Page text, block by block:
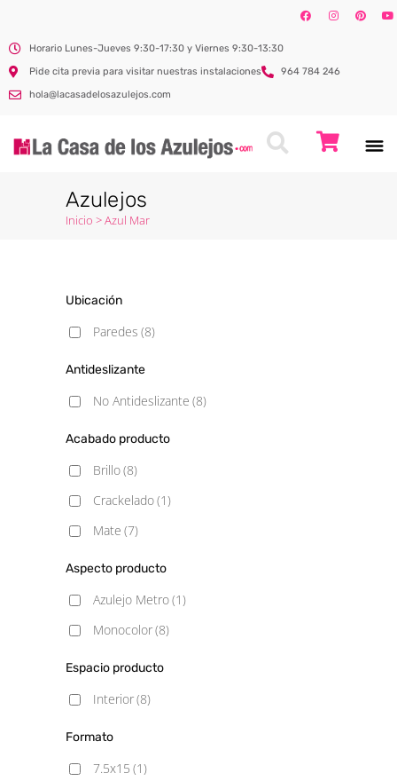
Horario Lunes-Jueves 9:30-17:30 y Viernes 9:30-13:30
Pide cita previa para visitar nuestras instalaciones
964 784 246
hola@lacasadelosazulejos.com
Azulejos
Inicio >Azul Mar
Ubicación
Paredes (8)
Antideslizante
No Antideslizante (8)
Acabado producto
Brillo(8)
Crackelado(1)
Mate (7)
Aspecto producto
Azulejo Metro(1)
Monocolor(8)
Espacio producto
Interior(8)
Formato
7.5x15 (1)